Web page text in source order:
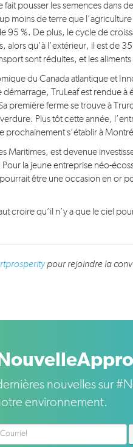
pousser les semences dans
moins de terre que
95 %. De plus, le cycle de
alors qu’à l’extérieur, il est de
sont réduites, et les
du Canada atlantique et
TruLeaf est rendue à
première ferme se trouve à
Plus tôt cette année,
s’établir à
Maritimes, est devenue
la jeune entreprise néo-
être une occasion en or
croire qu’il n’y a que le ciel
pour rejoindre la
nouvelles sur
environnement.